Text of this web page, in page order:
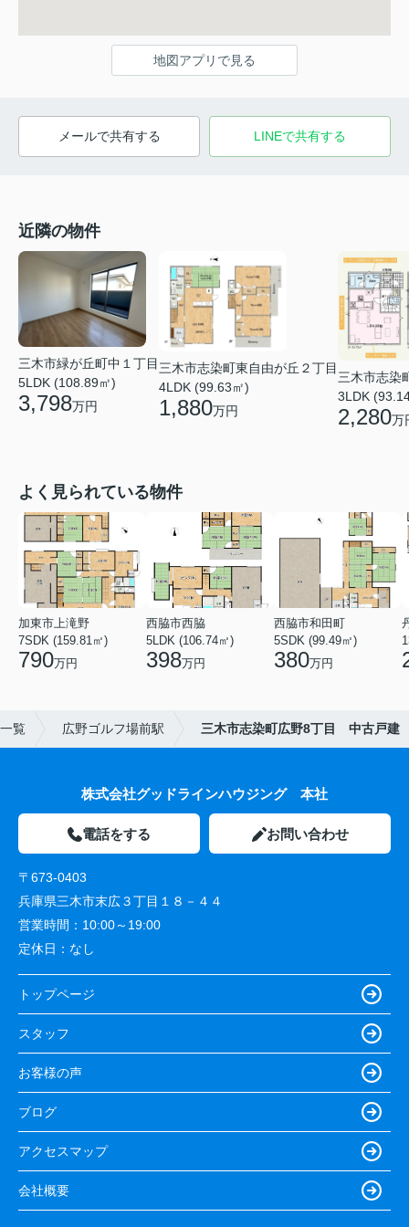
地図アプリで見る
メールで共有する LINEで共有する
近隣の物件
三木市緑が丘町中１丁目
5LDK (108.89㎡)
3,798万円
三木市志染町東自由が丘２丁目
4LDK (99.63㎡)
1,880万円
三木市志染
3LDK
2,280万
よく見られている物件
加東市上滝野
7SDK (159.81㎡)
790万円
西脇市西脇
5LDK (106.74㎡)
398万円
西脇市和田町
5SDK (99.49㎡)
380万円
覧 広野ゴルフ場前駅 三木市志染町広野8丁目 中古戸建
株式会社グッドラインハウジング 本社
電話をする お問い合わせ
〒673-0403
兵庫県三木市末広３丁目１８－４４
営業時間： 10:00～19:00
定休日： なし
トップページ
スタッフ
お客様の声
ブログ
アクセスマップ
会社概要